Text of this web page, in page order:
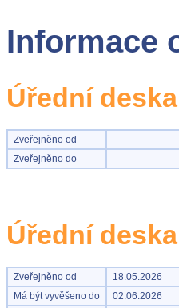
Informace
Úřední
Zveřejněno od
Zveřejněno do
Úřední
Zveřejněno od
18.05.2026
Má být vyvěšeno do
02.06.2026